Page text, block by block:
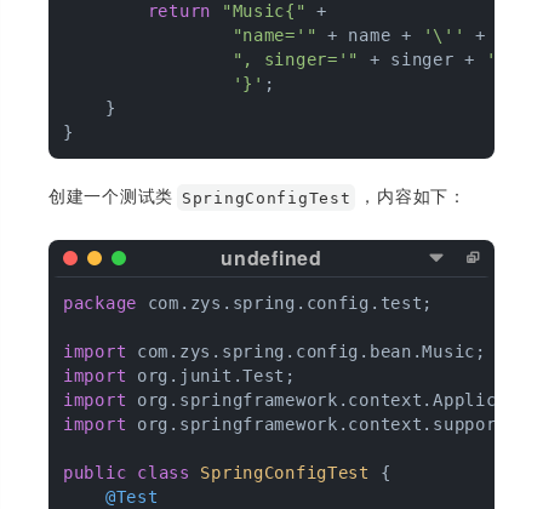
return
"Music{"
+
"name='"
+ name + '\''
+
", singer='"
+ singer + '\''
'}' ;
    }
创建一个测试类 SpringConfigTest ，内容如下：
package com.zys.spring.config.test;
import
import
import
import
public class SpringConfigTest
{
@Test